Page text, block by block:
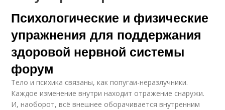
Психологические и физические
упражнения для поддержания
здоровой нервной системы
форум
Тело и психика связаны, как попугаи-неразлучники.
Каждое изменение внутри находит отражение снаружи.
И, наоборот, всё внешнее оборачивается внутренним